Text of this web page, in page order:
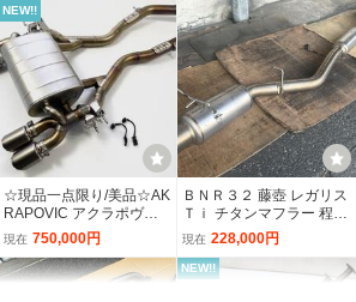
ー MN71S ジムニー JB64
W JB23W JA22W ワンオ
フ制作に
即決 30,800円
ーツ レクサス lexus usc1
0 RC F RC-F
即決 268,000円
◆希少◆【ブルーグラデ
ーションテール/可変バル
ブ式】FGK フジツボ 純正
OP R35 GT-R VR38DETT
現在 197,989円
ワンオフ マフラー 可変バ
ルブ付き アコード トルネ
オ CL1 CF
現在 60,000円
チタン 触媒ストレート Φ
80 東名パワード（TOME
I）Expreme Ti 日産 NISS
AN Tipe-A
現在 7,500円
【オーバーテック】メタ
ル セル フランジサイレン
サー Sサイズ ※メタル 触
媒付 適用サイズ 50φ～6
0φ ※汎用/軽自動車/普通
車1
即決 5,980円
60.5φ/63mmマフラー
用 電動可変バルブ 5段
階音量調整付き 汎用フ
ルキット リモコン ECV
サイレンサー
現在 11,890円
【展示品】REMUS レム
ス マフラー 正規品 ホン
ダ シビックタイプＲ（型
式：FL5）用 メインサイ
レンサー、チューブ（品
番：2570235500）
現在 187,000円
ルビア S13 S14 S15 日産
nismo
EG6 D13B/D15B/B16A/B
16B マフラー チタン
NEW!!
☆現品一点限り/美品☆AK
RAPOVIC アクラポヴィ
ッチ Slip On Line Titaniu
m BMW M3/M4 (F80/F82)
アクラポビッチ マフラー
現在 750,000円
ＢＮＲ３２ 藤壺 レガリス
Ｔｉ チタンマフラー 程度
◎ ♪ GTR GT-R nismo ニ
スモ FUJITSUBO フジツ
ボ チタン フルチタン エ
現在 228,000円
NEW!!